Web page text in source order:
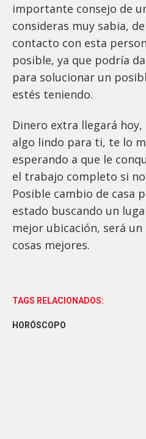
importante consejo de
consideras muy sabia,
contacto con esta
posible, ya que podría
para solucionar un
estés teniendo.
Dinero extra llegará
algo lindo para ti, te lo
esperando a que le
el trabajo completo si
Posible cambio de casa
estado buscando un
mejor ubicación, será
cosas mejores.
TAGS RELACIONADOS:
HORÓSCOPO